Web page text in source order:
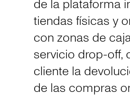
de la plataforma
tiendas físicas y
con zonas de
servicio drop-off,
cliente la
de las compras